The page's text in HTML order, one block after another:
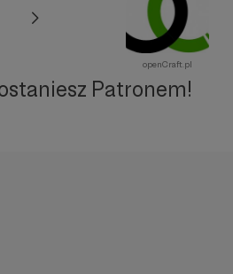
openCraft.pl
Patronem!